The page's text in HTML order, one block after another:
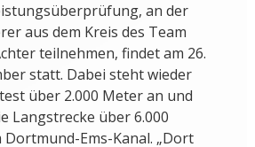
an der
aus dem Kreis des Team
teilnehmen, findet am 26.
statt. Dabei steht wieder
über 2.000 Meter an und
Langstrecke über 6.000
Ems-Kanal. „Dort